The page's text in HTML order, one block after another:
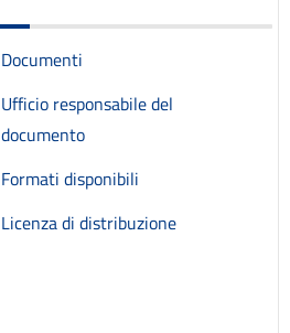
Documenti
Ufficio responsabile del
documento
Formati disponibili
Licenza di distribuzione